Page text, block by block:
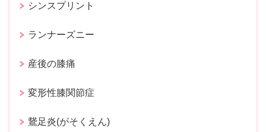
シンスプリント
ランナーズニー
産後の膝痛
変形性膝関節症
鵞足炎(がそくえん)